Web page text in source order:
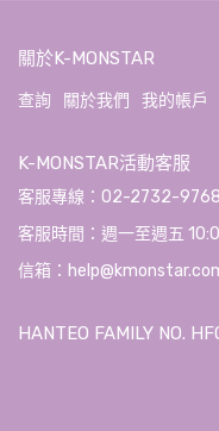
關於K-MONSTAR
查詢 關於我們 我的帳戶
K-MONSTAR活動客服
客服專線：02-2732-9768
客服時間：週一至週五
信箱：
HANTEO FAMILY NO.